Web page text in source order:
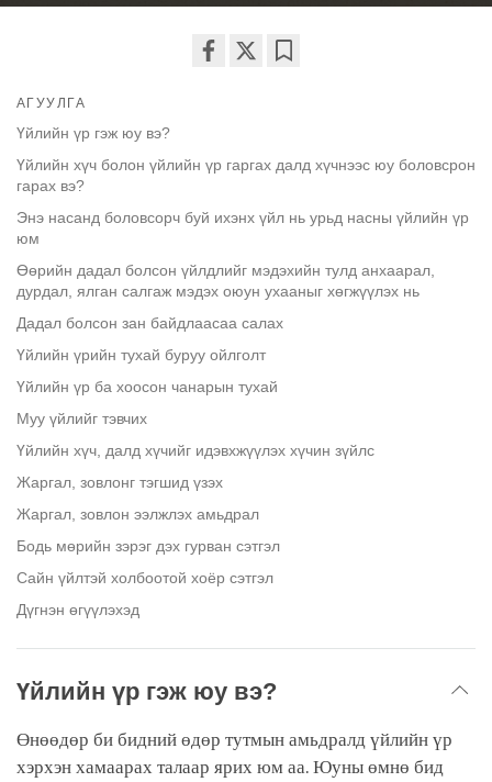
АГУУЛГА
Үйлийн үр гэж юу вэ?
Үйлийн хүч болон үйлийн үр гаргах далд хүчнээс юу боловсрон
гарах вэ?
Энэ насанд боловсорч буй ихэнх үйл нь урьд насны үйлийн үр
юм
Өөрийн дадал болсон үйлдлийг мэдэхийн тулд анхаарал,
дурдал, ялган салгаж мэдэх оюун ухааныг хөгжүүлэх нь
Дадал болсон зан байдлаасаа салах
Үйлийн үрийн тухай буруу ойлголт
Үйлийн үр ба хоосон чанарын тухай
Муу үйлийг тэвчих
Үйлийн хүч, далд хүчийг идэвхжүүлэх хүчин зүйлс
Жаргал, зовлонг тэгшид үзэх
Жаргал, зовлон ээлжлэх амьдрал
Бодь мөрийн зэрэг дэх гурван сэтгэл
Сайн үйлтэй холбоотой хоёр сэтгэл
Дүгнэн өгүүлэхэд
Үйлийн үр гэж юу вэ?
Өнөөдөр би бидний өдөр тутмын амьдралд үйлийн үр
хэрхэн хамаарах талаар ярих юм аа. Юуны өмнө бид